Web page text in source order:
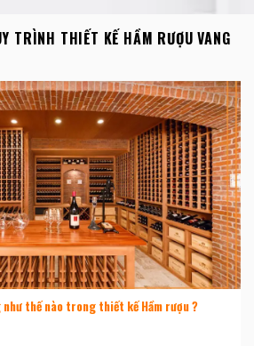
TRÌNH THIẾT KẾ HẦM RƯỢU VANG
như thế nào trong thiết kế Hầm rượu ?